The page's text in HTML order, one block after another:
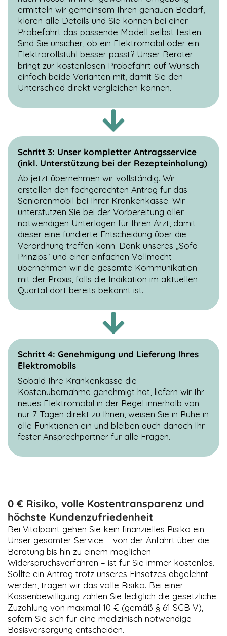
ermitteln wir gemeinsam Ihren genauen Bedarf,
klären alle Details und Sie können bei einer
Probefahrt das passende Modell selbst testen.
Sind Sie unsicher, ob ein Elektromobil oder ein
Elektrorollstuhl besser passt? Unser Berater
bringt zur kostenlosen Probefahrt auf Wunsch
einfach beide Varianten mit, damit Sie den
Unterschied direkt vergleichen können.
Schritt 3: Unser kompletter Antragsservice
(inkl. Unterstützung bei der Rezepteinholung)
Ab jetzt übernehmen wir vollständig. Wir
erstellen den fachgerechten Antrag für das
Seniorenmobil bei Ihrer Krankenkasse. Wir
unterstützen Sie bei der Vorbereitung aller
notwendigen Unterlagen für Ihren Arzt, damit
dieser eine fundierte Entscheidung über die
Verordnung treffen kann. Dank unseres „Sofa-
Prinzips“ und einer einfachen Vollmacht
übernehmen wir die gesamte Kommunikation
mit der Praxis, falls die Indikation im aktuellen
Quartal dort bereits bekannt ist.
Schritt 4: Genehmigung und Lieferung Ihres
Elektromobils
Sobald Ihre Krankenkasse die
Kostenübernahme genehmigt hat, liefern wir Ihr
neues Elektromobil in der Regel innerhalb von
nur 7 Tagen direkt zu Ihnen, weisen Sie in Ruhe in
alle Funktionen ein und bleiben auch danach Ihr
fester Ansprechpartner für alle Fragen.
0 € Risiko, volle Kostentransparenz und
höchste Kundenzufriedenheit
Bei Vitalpoint gehen Sie kein finanzielles Risiko ein.
Unser gesamter Service – von der Anfahrt über die
Beratung bis hin zu einem möglichen
Widerspruchsverfahren – ist für Sie immer kostenlos.
Sollte ein Antrag trotz unseres Einsatzes abgelehnt
werden, tragen wir das volle Risiko. Bei einer
Kassenbewilligung zahlen Sie lediglich die gesetzliche
Zuzahlung von maximal 10 € (gemäß § 61 SGB V),
sofern Sie sich für eine medizinisch notwendige
Basisversorgung entscheiden.